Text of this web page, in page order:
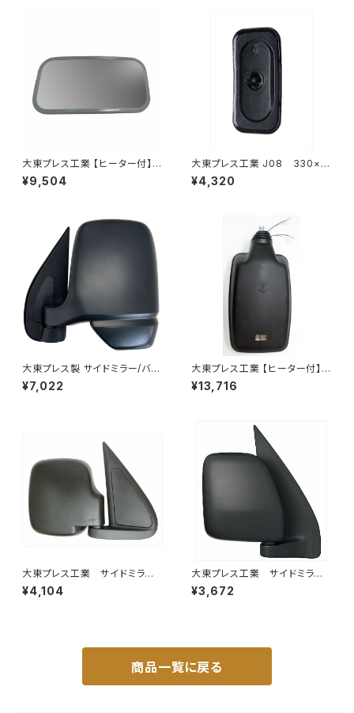
大東プレス工業 【ヒーター付】サ
イドミラー/バックミラーJ08 DI
-7Z
¥9,504
大東プレス工業 J08 330×1
70 サイドミラー/バックミラー
L012 黒 DI-7B
¥4,320
大東プレス製 サイドミラー/バッ
クミラー左 (助手席側) アクティ
トラック HA6 HA7 DI-650
¥7,022
大東プレス工業 【ヒーター付】
ハイウェイミラー R1000 326×
206 リモコン無 ヒーター付 DI-
¥13,716
大東プレス工業 サイドミラー/
バックミラダイハツ ハイゼッ
ト 右 99年～ DI-646
¥4,104
大東プレス工業 サイドミラー/
バックミラー ダイハツ ハイ
ゼットカーゴ 右 06年～ DI-
¥3,672
商品一覧に戻る